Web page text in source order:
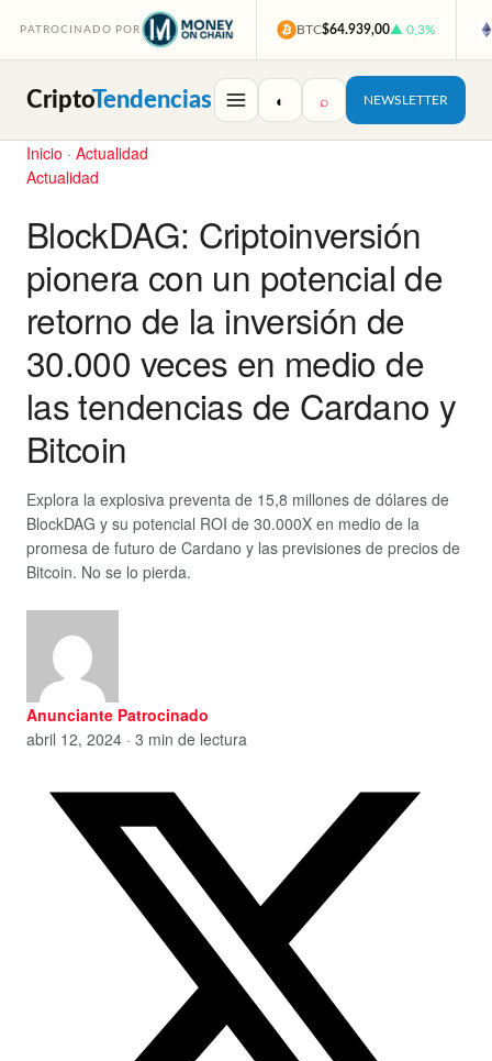
PATROCINADO POR BTC$64.939,00▲ 0,3%
CriptoTendencias ◐ ⌕ NEWSLETTER
Inicio · Actualidad
Actualidad
BlockDAG: Criptoinversión
pionera con un potencial de
retorno de la inversión de
30.000 veces en medio de
las tendencias de Cardano y
Bitcoin
Explora la explosiva preventa de 15,8 millones de dólares de
BlockDAG y su potencial ROI de 30.000X en medio de la
promesa de futuro de Cardano y las previsiones de precios de
Bitcoin. No se lo pierda.
Anunciante Patrocinado
abril 12, 2024 · 3 min de lectura